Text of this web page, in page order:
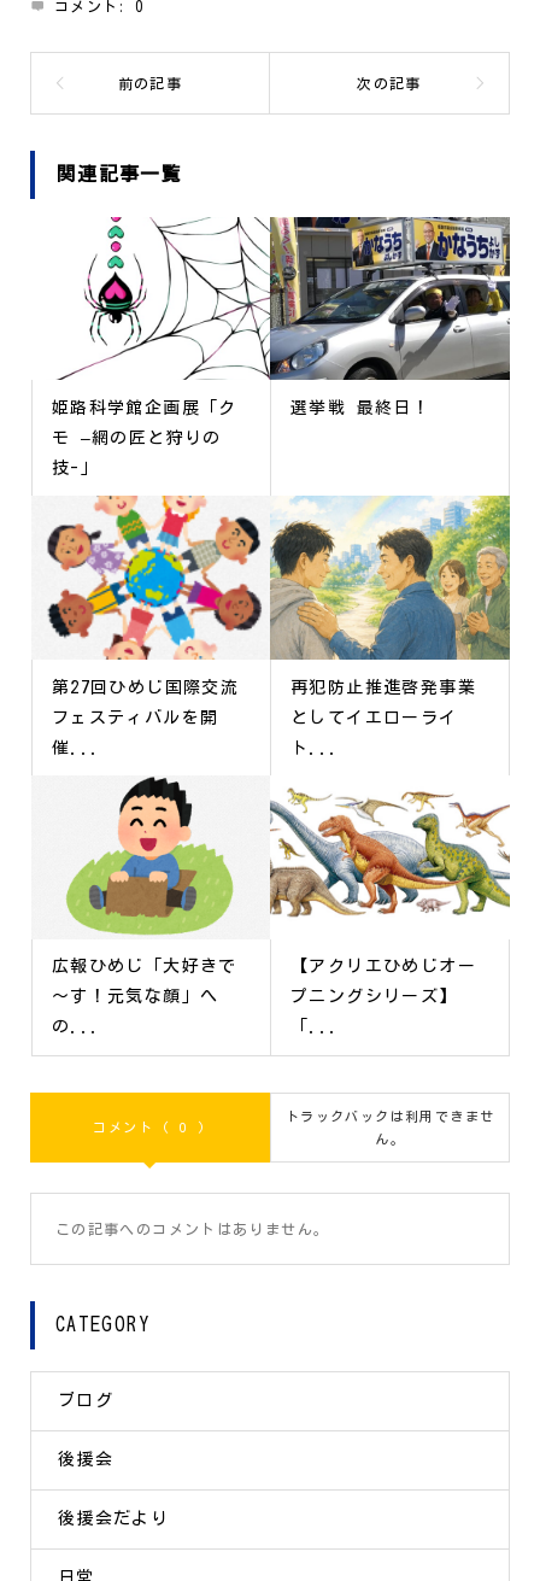
コメント:0
関連記事一覧
姫路科学館企画展「ク
モ –網の匠と狩りの
技-」
選挙戦 最終日！
第27回ひめじ国際交流
フェスティバルを開
催...
再犯防止推進啓発事業
としてイエローライ
ト...
広報ひめじ「大好きで
～す！元気な顔」へ
の...
【アクリエひめじオー
プニングシリーズ】
コメント ( 0 )
トラックバックは利用できませ
ん。
この記事へのコメントはありません。
CATEGORY
ブログ
後援会
後援会だより